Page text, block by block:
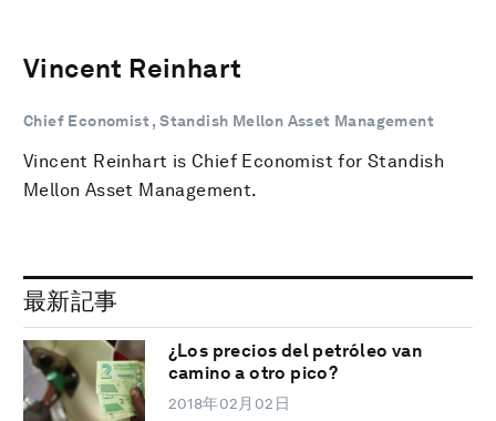
Vincent Reinhart
Chief Economist , Standish Mellon Asset Management
Vincent Reinhart is Chief Economist for Standish
Mellon Asset Management.
最新記事
¿Los precios del petróleo van
camino a otro pico?
2018年02月02日